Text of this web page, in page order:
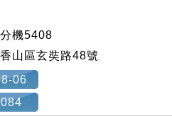
機5408
山區玄奘路48號
06